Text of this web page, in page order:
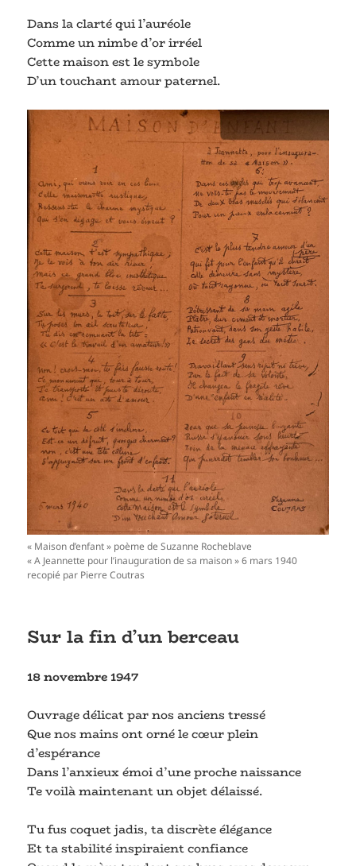
Dans la clarté qui l’auréole
Comme un nimbe d’or irréel
Cette maison est le symbole
D’un touchant amour paternel.
« Maison d’enfant » poème de Suzanne Rocheblave
« A Jeannette pour l’inauguration de sa maison » 6 mars 1940
recopié par Pierre Coutras
Sur la fin d’un berceau
18 novembre 1947
Ouvrage délicat par nos anciens tressé
Que nos mains ont orné le cœur plein
d’espérance
Dans l’anxieux émoi d’une proche naissance
Te voilà maintenant un objet délaissé.
Tu fus coquet jadis, ta discrète élégance
Et ta stabilité inspiraient confiance